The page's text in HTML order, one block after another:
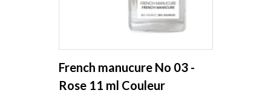
French manucure No 03 -
Rose 11 ml Couleur